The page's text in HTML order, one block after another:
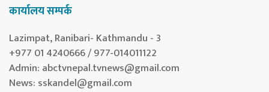
कार्यालय सम्पर्क
Lazimpat, Ranibari- Kathmandu - 3
+977 01 4240666 / 977-014011122
Admin: abctvnepal.tvnews@gmail.com
News: sskandel@gmail.com